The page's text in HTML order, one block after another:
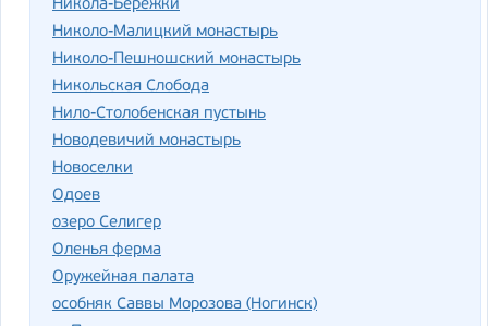
Никола-Бережки
Николо-Малицкий монастырь
Николо-Пешношский монастырь
Никольская Слобода
Нило-Столобенская пустынь
Новодевичий монастырь
Новоселки
Одоев
озеро Селигер
Оленья ферма
Оружейная палата
особняк Саввы Морозова (Ногинск)